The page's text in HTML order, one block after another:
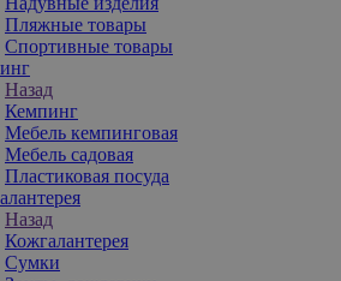
Пляжные товары
Спортивные товары
Назад
Кемпинг
Мебель кемпинговая
Мебель садовая
Пластиковая посуда
Назад
Кожгалантерея
Сумки